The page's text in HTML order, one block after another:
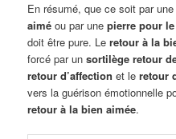
En résumé, que ce soit par
aimé ou par unepierre pour
doit être pure. Leretour à la
forcé par unsortilège retour
retour d’affection et leretour
vers la guérison émotionnelle
retour à la bien aimée.